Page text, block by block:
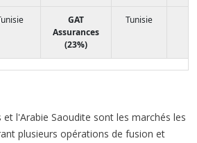
GAT
Assurances
(23%)
Tunisie
et l'Arabie Saoudite sont les marchés les
plusieurs opérations de fusion et